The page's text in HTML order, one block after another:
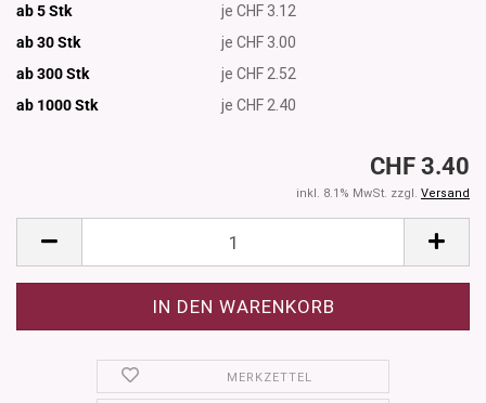
ab 5 Stk
je CHF 3.12
ab 30 Stk
je CHF 3.00
ab 300 Stk
je CHF 2.52
ab 1000Stk je CHF 2.40
CHF 3.40
inkl. 8.1% MwSt. zzgl. Versand
MERKZETTEL